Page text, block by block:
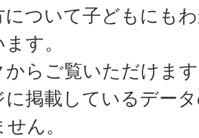
について子どもにも
す。
からご覧いただけま
に掲載しているデー
ん。